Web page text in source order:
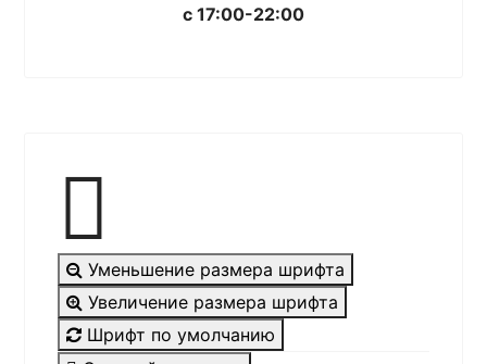
с 17:00-22:00
Уменьшение размера шрифта
Увеличение размера шрифта
Шрифт по умолчанию